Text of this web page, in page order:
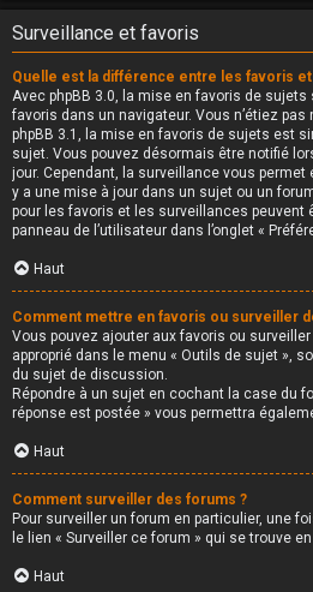
Surveillance et favoris
Quelle est la différence entre les favoris
Avec phpBB 3.0, la mise en favoris de sujets
favoris dans un navigateur. Vous n’étiez
phpBB 3.1, la mise en favoris de sujets est
sujet. Vous pouvez désormais être notifié
jour. Cependant, la surveillance vous permet
y a une mise à jour dans un sujet ou un
pour les favoris et les surveillances peuvent
panneau de l’utilisateur dans l’onglet «
Haut
Comment mettre en favoris ou surveiller
Vous pouvez ajouter aux favoris ou
approprié dans le menu « Outils de sujet »,
du sujet de discussion.
Répondre à un sujet en cochant la case du
réponse est postée » vous permettra
Haut
Comment surveiller des forums ?
Pour surveiller un forum en particulier, une
le lien « Surveiller ce forum » qui se trouve
Haut